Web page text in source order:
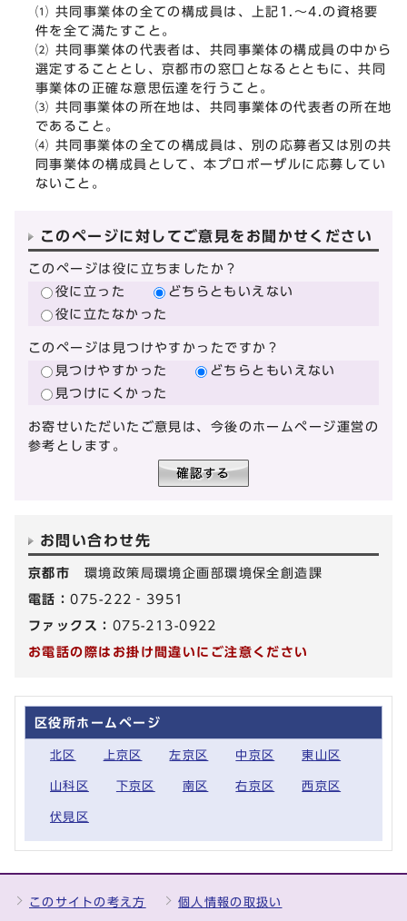
⑴ 共同事業体の全ての構成員は、上記1.～4.の資格要
件を全て満たすこと。
⑵ 共同事業体の代表者は、共同事業体の構成員の中から
選定することとし、京都市の窓口となるとともに、共同
事業体の正確な意思伝達を行うこと。
⑶ 共同事業体の所在地は、共同事業体の代表者の所在地
であること。
⑷ 共同事業体の全ての構成員は、別の応募者又は別の共
同事業体の構成員として、本プロポーザルに応募してい
ないこと。
このページに対してご意見をお聞かせください
このページは役に立ちましたか？
役に立った
どちらともいえない
役に立たなかった
このページは見つけやすかったですか？
見つけやすかった
どちらともいえない
見つけにくかった
お寄せいただいたご意見は、今後のホームページ運営の
参考とします。
お問い合わせ先
京都市 環境政策局環境企画部環境保全創造課
電話：075-222‐3951
ファックス： 075-213-0922
お電話の際はお掛け間違いにご注意ください
区役所ホームページ
北区 上京区 左京区 中京区 東山区
山科区 下京区 南区 右京区 西京区
伏見区
このサイトの考え方 個人情報の取扱い